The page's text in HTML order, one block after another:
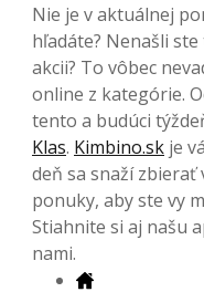
Nie je v aktuálnej
hľadáte? Nenašli
akcii? To vôbec
online z kategórie.
tento a budúci
Klas. Kimbino.sk je
deň sa snaží zbierať
ponuky, aby ste vy
Stiahnite si aj našu
nami.